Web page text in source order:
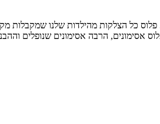
כל הצלקות מהילדות שלנו שמקבלות
אסימונים, הרבה אסימונים שנופלים